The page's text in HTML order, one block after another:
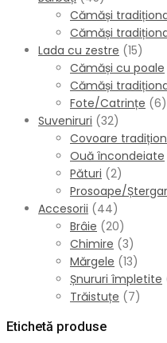
Cămăși
Cămăși
Lada cu zestre (15)
Cămăși cu poale
Cămăși
Fote/Catrințe (6)
Suveniruri (32)
Covoare
Ouă încondeiate
Pături (2)
Prosoape/
Accesorii (44)
Brâie (20)
Chimire (3)
Mărgele (13)
Șnururi împletite
Trăistuțe (7)
Etichetă produse